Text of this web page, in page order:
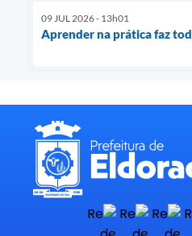
09 JUL 2026 - 13h01
Aprender na prática faz